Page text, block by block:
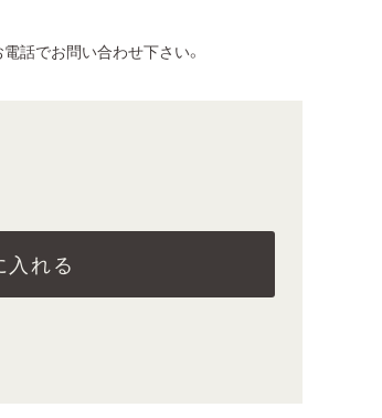
話でお問い合わせ下さい。
入れる